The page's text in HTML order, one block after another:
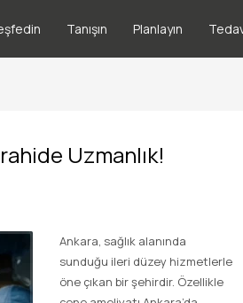
Tanışın Planlayın
Uzmanlık!
Ankara, sağlık alanında
sunduğu ileri düzey hizmetlerle
öne çıkan bir şehirdir. Özellikle